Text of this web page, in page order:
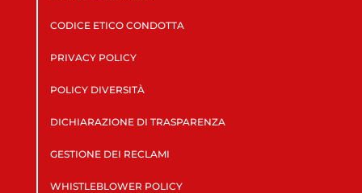
CODICE ETICO CONDOTTA
PRIVACY POLICY
POLICY DIVERSITÀ
DICHIARAZIONE DI TRASPARENZA
GESTIONE DEI RECLAMI
WHISTLEBLOWER POLICY